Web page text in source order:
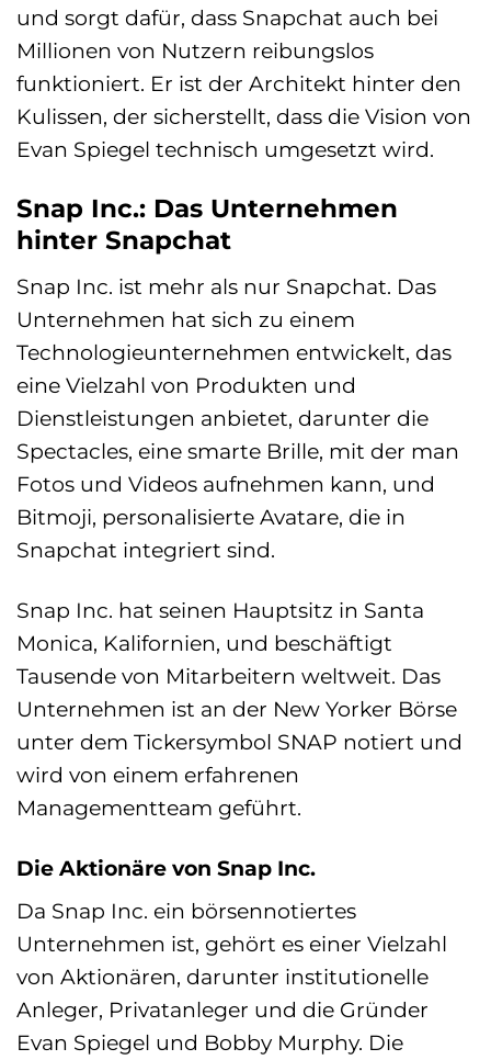
und sorgt dafür, dass Snapchat auch bei
Millionen von Nutzern reibungslos
funktioniert. Er ist der Architekt hinter den
Kulissen, der sicherstellt, dass die Vision von
Evan Spiegel technisch umgesetzt wird.
Snap Inc.: Das Unternehmen
hinter Snapchat
Snap Inc. ist mehr als nur Snapchat. Das
Unternehmen hat sich zu einem
Technologieunternehmen entwickelt, das
eine Vielzahl von Produkten und
Dienstleistungen anbietet, darunter die
Spectacles, eine smarte Brille, mit der man
Fotos und Videos aufnehmen kann, und
Bitmoji, personalisierte Avatare, die in
Snapchat integriert sind.
Snap Inc. hat seinen Hauptsitz in Santa
Monica, Kalifornien, und beschäftigt
Tausende von Mitarbeitern weltweit. Das
Unternehmen ist an der New Yorker Börse
unter dem Tickersymbol SNAP notiert und
wird von einem erfahrenen
Managementteam geführt.
Die Aktionäre von Snap Inc.
Da Snap Inc. ein börsennotiertes
Unternehmen ist, gehört es einer Vielzahl
von Aktionären, darunter institutionelle
Anleger, Privatanleger und die Gründer
Evan Spiegel und Bobby Murphy. Die